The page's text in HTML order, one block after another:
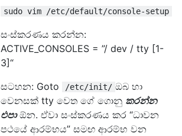
sudo vim /etc/default/console-setup
සංස්කරණය කරන්න:
ACTIVE_CONSOLES = ”/ dev / tty [1-
3]“
සටහන: Goto
/etc/init/ ඔබ හා
වෙනසක් tty වෙත ගේ ගොනු කරන්න
එපාඕන. ඒවා සංස්කරණය කර “ධාවන
පථයේ ආරම්භය” සමඟ ආරම්භ වන